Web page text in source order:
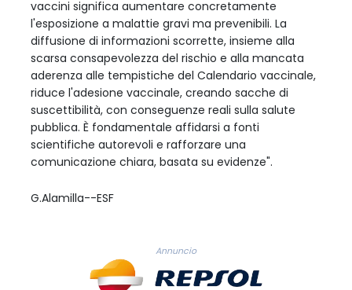
vaccini significa aumentare concretamente
l'esposizione a malattie gravi ma prevenibili. La
diffusione di informazioni scorrette, insieme alla
scarsa consapevolezza del rischio e alla mancata
aderenza alle tempistiche del Calendario vaccinale,
riduce l'adesione vaccinale, creando sacche di
suscettibilità, con conseguenze reali sulla salute
pubblica. È fondamentale affidarsi a fonti
scientifiche autorevoli e rafforzare una
comunicazione chiara, basata su evidenze".
G.Alamilla--ESF
Annuncio